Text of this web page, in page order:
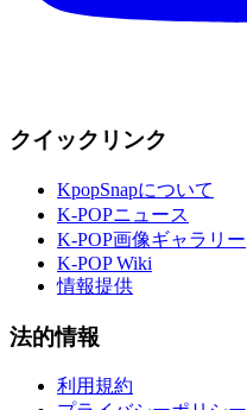
クイックリンク
KpopSnapについて
K-POPニュース
K-POP画像ギャラリー
K-POP Wiki
情報提供
法的情報
利用規約